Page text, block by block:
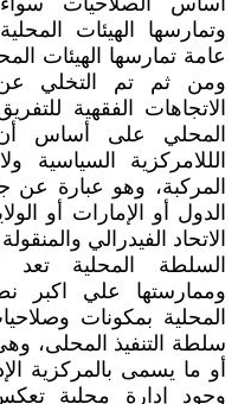
وتمارسها الهيئات
عامة تمارسها الهيئات
ومن ثم تم التخلي
الاتجاهات الفقهية
المحلي على أساس
الللامركزية السياسية
المركبة، وهو عبارة عن
الدول أو الإمارات أو
الاتحاد الفيدرالي
السلطة المحلية تعد
وممارستها علي اكبر
المحلية بمكونات
سلطة التنفيذ المحلى، وهى
أو ما يسمى بالمركزية
وجود إدارة محلية